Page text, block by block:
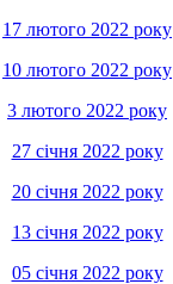
17 лютого 2022 року
10 лютого 2022 року
3 лютого 2022 року
27 січня 2022 року
20 січня 2022 року
13 січня 2022 року
05 січня 2022 року